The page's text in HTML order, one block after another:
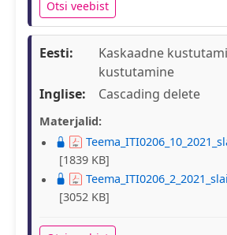
Otsi veebist
Eesti:
Kaskaadne
kustutamine
Inglise:
Cascading delete
Materjalid:
[1839 KB]
[3052 KB]